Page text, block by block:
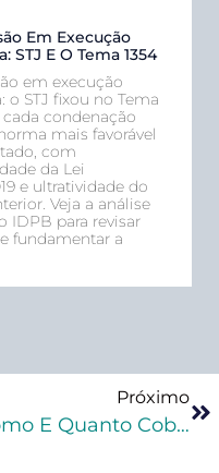
Em Execução
STJ E O Tema 1354
em execução
o STJ fixou no Tema
cada condenação
mais favorável
com
da Lei
e ultratividade do
Veja a análise
IDPB para revisar
fundamentar a
Próximo
Como E Quanto Cobrar De Honorários Na Advocacia Criminal